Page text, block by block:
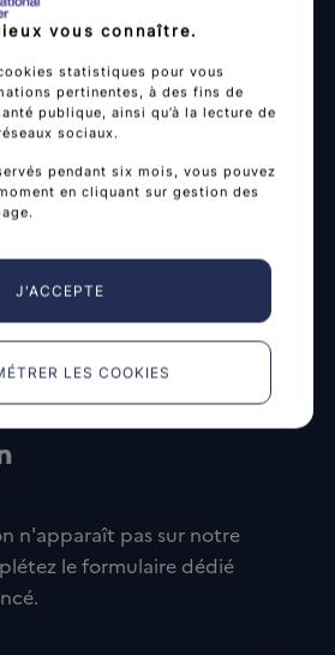
votre
n'apparaît pas sur notre
le formulaire dédié
vous connaître.
statistiques pour vous
pertinentes, à des fins de
publique, ainsi qu’à la lecture de
sociaux.
pendant six mois, vous pouvez
en cliquant sur gestion des
J'ACCEPTE
LES COOKIES